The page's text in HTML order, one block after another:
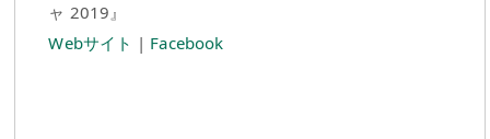
ャ 2019』
Webサイト | Facebook